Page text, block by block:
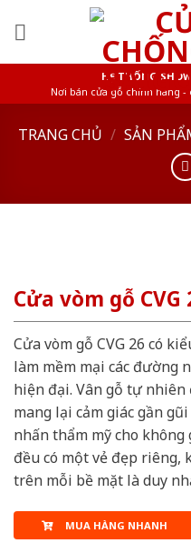
HỆ THỐNG
Nơi bán cửa gỗ chính hãng
TRANG CHỦ / SẢN
Cửa vòm gỗ CVG
Cửa vòm gỗ CVG 26 có
làm mềm mại các đường
hiện đại. Vân gỗ tự nhiên
mang lại cảm giác gần
nhấn thẩm mỹ cho không
đều có một vẻ đẹp riêng,
trên mỗi bề mặt là duy
MUA HÀNG NHANH